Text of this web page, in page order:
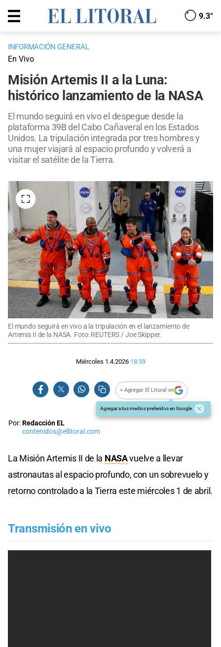
9.3°
INFORMACIÓN GENERAL
En Vivo
Misión Artemis II a la Luna:
histórico lanzamiento de la NASA
El mundo seguirá en vivo el despegue desde la
plataforma 39B del Cabo Cañaveral en los Estados
Unidos. La tripulación integrada por tres hombres y
una mujer viajará al espacio profundo y volverá a
visitar el satélite de la Tierra.
El mundo seguirá en vivo a la tripulación en el lanzamiento de
Artemis II de la NASA. Foto: REUTERS / Joe Skipper.
Miércoles 1.4.2026 18:59
+ Agregar El Litoral en
Agregar a tus medios preferidos en Google
Por:Redacción EL
contenidos@ellitoral.com
La Misión Artemis II de la NASAvuelve a llevar
astronautas al espacio profundo, con un sobrevuelo y
retorno controlado a la Tierra este miércoles 1 de abril.
Transmisión en vivo